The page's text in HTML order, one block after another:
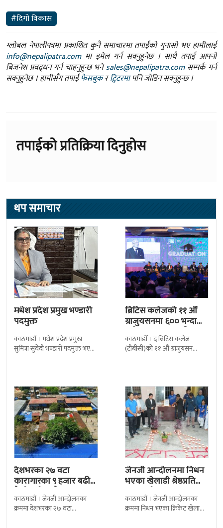
#दिगो विकास
ग्लोबल नेपालीपत्रमा प्रकाशित कुनै समाचारमा तपाईंको गुनासो भए हामीलाई
info@nepalipatra.comमा इमेल गर्न सक्नुहुनेछ । साथै तपाई आफ्नो
बिजनेश प्रवद्र्धन गर्न चाहनुहुन्छ भनेsales@nepalipatra.comसम्पर्क गर्न
सक्नुहुनेछ । हामीसँग तपाईंफेसबुकरट्विटरमापनि जोडिन सक्नुहुन्छ ।
तपाईको प्रतिक्रिया दिनुहोस
थप समाचार
मधेश प्रदेश प्रमुख भण्डारी
पदमुक्त
काठमाडौं । मधेश प्रदेश प्रमुख
सुमित्रा सुवेदी भण्डारी पदमुक्त भएकी
ब्रिटिस कलेजको ११ औँ
ग्राजुयसनमा ६०० भन्दा
बढी ग्राजुयट सम्मानित
काठमाडौँ । द ब्रिटिस कलेज
(टीबीसी)को ११ औं ग्राजुयसन
देशभरका २७ वटा
कारागारका ९ हजार बढी
कैदीबन्दी अझै फरार
काठमाडौं । जेनजी आन्दोलनका
क्रममा देशभरका २७ वटा
जेनजी आन्दोलनमा निधन
भएका खेलाडी श्रेष्ठप्रति
श्रद्धाञ्जली
काठमाडौं । जेनजी आन्दोलनका
क्रममा निधन भएका क्रिकेट खेलाडी